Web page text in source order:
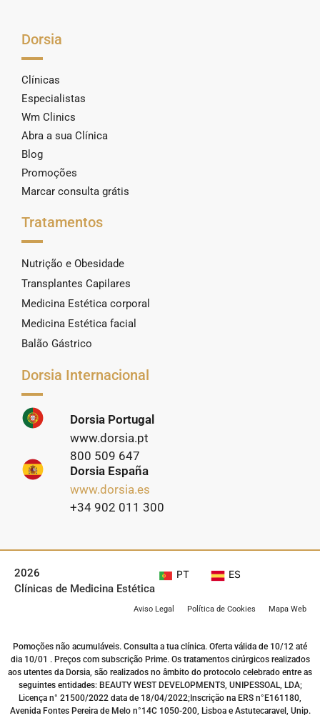
Dorsia
Clínicas
Especialistas
Wm Clinics
Abra a sua Clínica
Blog
Promoções
Marcar consulta grátis
Tratamentos
Nutrição e Obesidade
Transplantes Capilares
Medicina Estética corporal
Medicina Estética facial
Balão Gástrico
Dorsia Internacional
Dorsia Portugal
www.dorsia.pt
800 509 647
Dorsia España
www.dorsia.es
+34 902 011 300
2026
Clínicas de Medicina Estética
PT ES
Aviso Legal Política de Cookies Mapa Web
Pomoções não acumuláveis. Consulta a tua clínica. Oferta válida de 10/12 até
dia 10/01 . Preços com subscrição Prime. Os tratamentos cirúrgicos realizados
aos utentes da Dorsia, são realizados no âmbito do protocolo celebrado entre as
seguintes entidades: BEAUTY WEST DEVELOPMENTS, UNIPESSOAL, LDA;
Licença n° 21500/2022 data de 18/04/2022;Inscrição na ERS n°E161180,
Avenida Fontes Pereira de Melo n°14C 1050-200, Lisboa e Astutecaravel, Unip.